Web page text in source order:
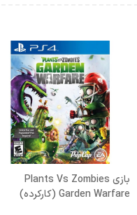
بازی Plants Vs Zombies
Garden Warfare (کارکرده)